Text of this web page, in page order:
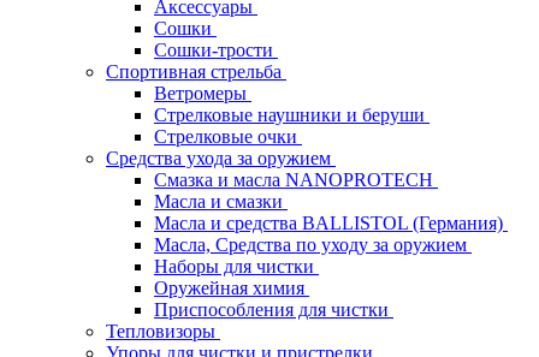
Аксессуары
Сошки
Сошки-трости
Спортивная стрельба
Ветромеры
Стрелковые наушники и беруши
Стрелковые очки
Средства ухода за оружием
Смазка и масла NANOPROTECH
Масла и смазки
Масла и средства BALLISTOL (Германия)
Масла, Средства по уходу за оружием
Наборы для чистки
Оружейная химия
Приспособления для чистки
Тепловизоры
Упоры для чистки и пристрелки